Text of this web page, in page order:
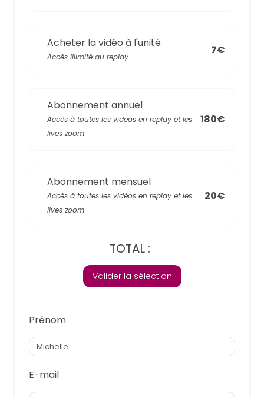
Acheter la vidéo à l'unité
Accès illimité au replay
7€
Abonnement annuel
Accès à toutes les vidéos en replay et les
lives zoom
180€
Abonnement mensuel
Accès à toutes les vidéos en replay et les
lives zoom
20€
TOTAL :
Valider la sélection
Prénom
E-mail